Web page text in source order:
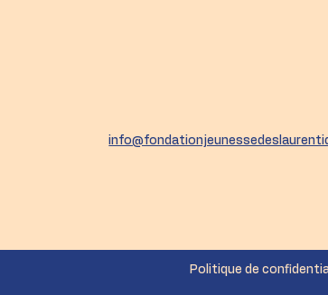
Politique de